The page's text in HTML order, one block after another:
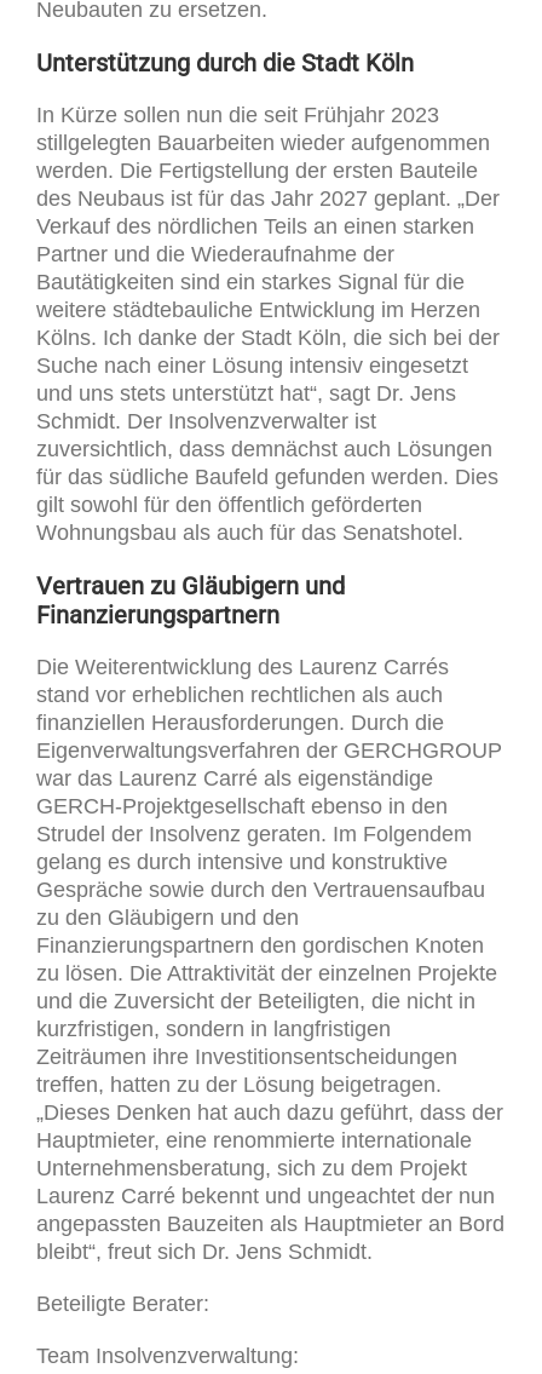
Neubauten zu ersetzen.
Unterstützung durch die Stadt Köln
In Kürze sollen nun die seit Frühjahr 2023
stillgelegten Bauarbeiten wieder aufgenommen
werden. Die Fertigstellung der ersten Bauteile
des Neubaus ist für das Jahr 2027 geplant. „Der
Verkauf des nördlichen Teils an einen starken
Partner und die Wiederaufnahme der
Bautätigkeiten sind ein starkes Signal für die
weitere städtebauliche Entwicklung im Herzen
Kölns. Ich danke der Stadt Köln, die sich bei der
Suche nach einer Lösung intensiv eingesetzt
und uns stets unterstützt hat“, sagt Dr. Jens
Schmidt. Der Insolvenzverwalter ist
zuversichtlich, dass demnächst auch Lösungen
für das südliche Baufeld gefunden werden. Dies
gilt sowohl für den öffentlich geförderten
Wohnungsbau als auch für das Senatshotel.
Vertrauen zu Gläubigern und
Finanzierungspartnern
Die Weiterentwicklung des Laurenz Carrés
stand vor erheblichen rechtlichen als auch
finanziellen Herausforderungen. Durch die
Eigenverwaltungsverfahren der GERCHGROUP
war das Laurenz Carré als eigenständige
GERCH-Projektgesellschaft ebenso in den
Strudel der Insolvenz geraten. Im Folgendem
gelang es durch intensive und konstruktive
Gespräche sowie durch den Vertrauensaufbau
zu den Gläubigern und den
Finanzierungspartnern den gordischen Knoten
zu lösen. Die Attraktivität der einzelnen Projekte
und die Zuversicht der Beteiligten, die nicht in
kurzfristigen, sondern in langfristigen
Zeiträumen ihre Investitionsentscheidungen
treffen, hatten zu der Lösung beigetragen.
„Dieses Denken hat auch dazu geführt, dass der
Hauptmieter, eine renommierte internationale
Unternehmensberatung, sich zu dem Projekt
Laurenz Carré bekennt und ungeachtet der nun
angepassten Bauzeiten als Hauptmieter an Bord
bleibt“, freut sich Dr. Jens Schmidt.
Beteiligte Berater:
Team Insolvenzverwaltung: